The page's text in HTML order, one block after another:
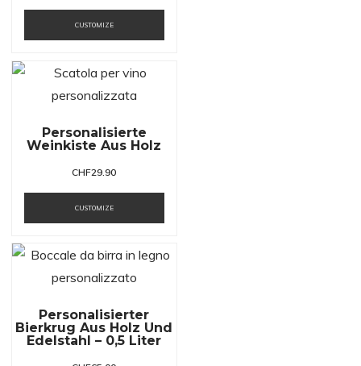
CUSTOMIZE
Personalisierte
Weinkiste Aus Holz
CHF29.90
CUSTOMIZE
Personalisierter
Bierkrug Aus Holz Und
Edelstahl – 0,5 Liter